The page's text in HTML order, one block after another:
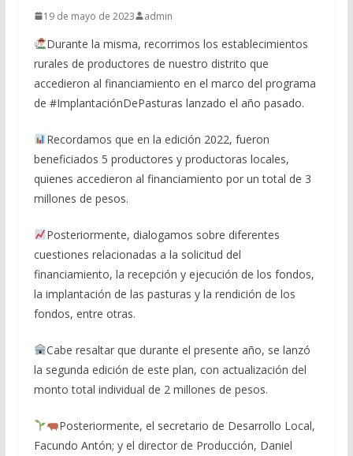
19 de mayo de 2023 admin
Durante la misma, recorrimos los establecimientos
rurales de productores de nuestro distrito que
accedieron al financiamiento en el marco del programa
de #ImplantaciónDePasturas lanzado el año pasado.
Recordamos que en la edición 2022, fueron
beneficiados 5 productores y productoras locales,
quienes accedieron al financiamiento por un total de 3
millones de pesos.
Posteriormente, dialogamos sobre diferentes
cuestiones relacionadas a la solicitud del
financiamiento, la recepción y ejecución de los fondos,
la implantación de las pasturas y la rendición de los
fondos, entre otras.
Cabe resaltar que durante el presente año, se lanzó
la segunda edición de este plan, con actualización del
monto total individual de 2 millones de pesos.
Posteriormente, el secretario de Desarrollo Local,
Facundo Antón; y el director de Producción, Daniel